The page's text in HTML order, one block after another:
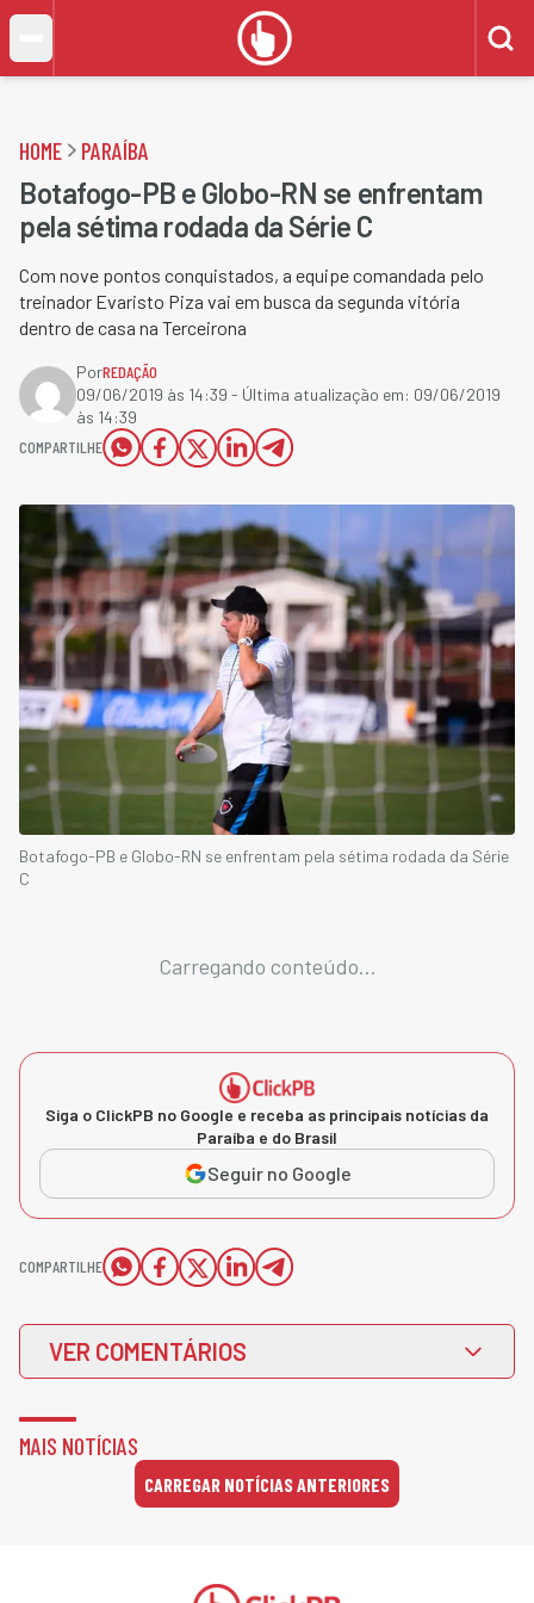
HOME PARAÍBA
Botafogo-PB e Globo-RN se enfrentam
pela sétima rodada da Série C
Com nove pontos conquistados, a equipe comandada pelo
treinador Evaristo Piza vai em busca da segunda vitória
dentro de casa na Terceirona
PorREDAÇÃO
09/06/2019 às 14:39 - Última atualização em: 09/06/2019
às 14:39
COMPARTILHE
Botafogo-PB e Globo-RN se enfrentam pela sétima rodada da Série
C
Carregando conteúdo...
Siga o ClickPB no Google e receba as principais notícias da
Paraíba e do Brasil
Seguir no Google
COMPARTILHE
VER COMENTÁRIOS
MAIS NOTÍCIAS
CARREGAR NOTÍCIAS ANTERIORES